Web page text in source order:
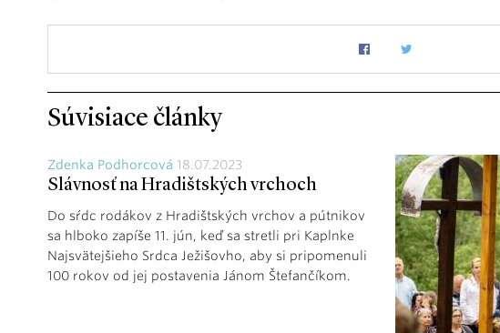
Súvisiace články
Zdenka Podhorcová 18.07.2023
Slávnosť na Hradištských vrchoch
Do sŕdc rodákov z Hradištských vrchov a pútnikov
sa hlboko zapíše 11. jún, keď sa stretli pri Kaplnke
Najsvätejšieho Srdca Ježišovho, aby si pripomenuli
100 rokov od jej postavenia Jánom Štefančíkom.